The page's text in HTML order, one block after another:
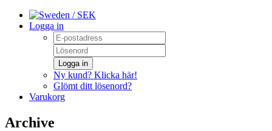
/ SEK
Logga in
Logga in
Ny kund? Klicka här!
Glömt ditt lösenord?
Varukorg
Archive